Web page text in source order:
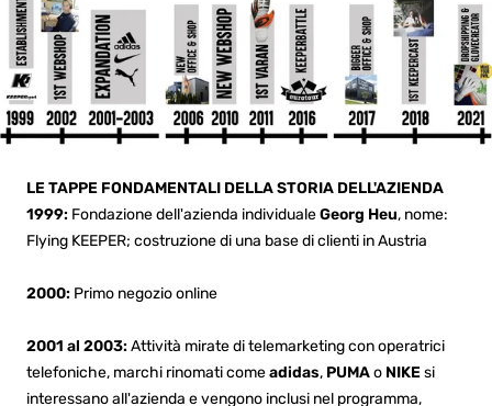
LE TAPPE FONDAMENTALI DELLA STORIA DELL'AZIENDA
1999: Fondazione dell'azienda individualeGeorg Heu, nome:
Flying KEEPER; costruzione di una base di clienti in Austria
2000: Primo negozio online
2001 al 2003:Attività mirate di telemarketing con operatrici
telefoniche, marchi rinomati comeadidas, PUMAo NIKEsi
interessano all'azienda e vengono inclusi nel programma,